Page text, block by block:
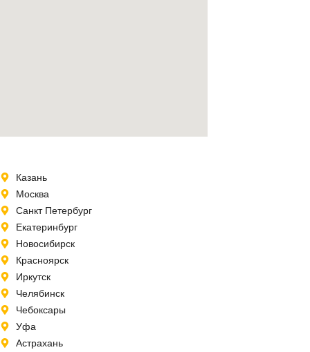
Казань
Москва
Санкт Петербург
Екатеринбург
Новосибирск
Красноярск
Иркутск
Челябинск
Чебоксары
Уфа
Астрахань